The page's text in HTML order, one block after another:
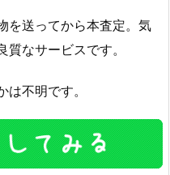
を送ってから本査定。気
なサービスです。
不明です。